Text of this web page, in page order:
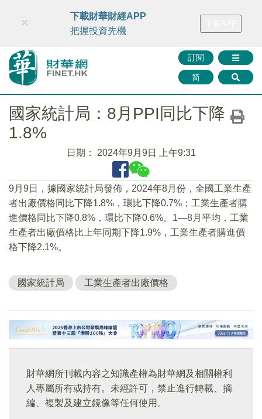
財華智庫網 FINTV FINMETA 財華證券 媒體矩陣
訂閱
简
×
下載財華財經APP
把握投資先機
國家統計局：8月PPI同比下降
1.8%
日期： 2024年9月9日 上午9:31
9月9日，據國家統計局發佈，2024年8月份，全國工業生產
者出廠價格同比下降1.8%，環比下降0.7%；工業生產者購
進價格同比下降0.8%，環比下降0.6%。1—8月平均，工業
生產者出廠價格比上年同期下降1.9%，工業生產者購進價
格下降2.1%。
國家統計局 工業生產者出廠價格
財華網所刊載內容之知識產權為財華網及相關權利
人專屬所有或持有。未經許可，禁止進行轉載、摘
編、複製及建立鏡像等任何使用。